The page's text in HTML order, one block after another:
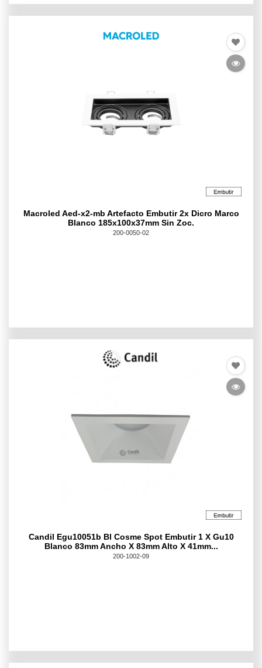
Macroled Aed-x2-mb Artefacto Embutir 2x Dicro Marco
Blanco 185x100x37mm Sin Zoc.
200-0050-02
Candil Egu10051b Bl Cosme Spot Embutir 1 X Gu10
Blanco 83mm Ancho X 83mm Alto X 41mm...
200-1002-09